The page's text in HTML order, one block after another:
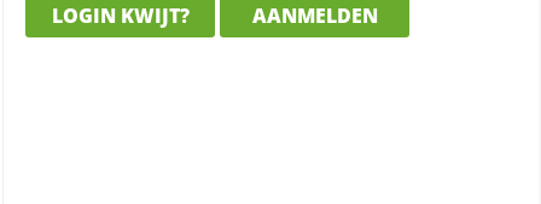
LOGIN KWIJT? AANMELDEN